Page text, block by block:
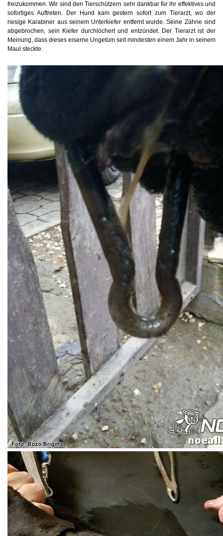
freizukommen. Wir sind den Tierschützern sehr dankbar für ihr effektives und
sofortiges Auftreten. Der Hund kam gestern sofort zum Tierarzt, wo der
riesige Karabiner aus seinem Unterkiefer entfernt wurde. Seine Zähne sind
abgebrochen, sein Kiefer durchlöchert und entzündet. Der Tierarzt ist der
Meinung, dass dieses eiserne Ungetüm seit mindesten einem Jahr in seinem
Maul steckte.